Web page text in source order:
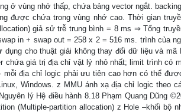
ở vùng nhớ thấp, chứa bảng vector ngắt.
được chứa trong vùng nhớ cao. Thời gian
giả sử trễ trung bình = 8 ms ⇒ Tổng
in + swap out = 258 x 2 = 516 ms. trình của
dụng cho thuật giải không thay đổi dữ liệu và
chứa giá trị địa chỉ vật lý nhỏ nhất; limit trình
mỗi địa chỉ logic phải ưu tiên cao hơn có thể
Windows. z MMU ánh xạ địa chỉ logic theo
lý Hệ điều hành 8.18 Phạm Quang Dũng
(Multiple-partition allocation) z Hole –khối